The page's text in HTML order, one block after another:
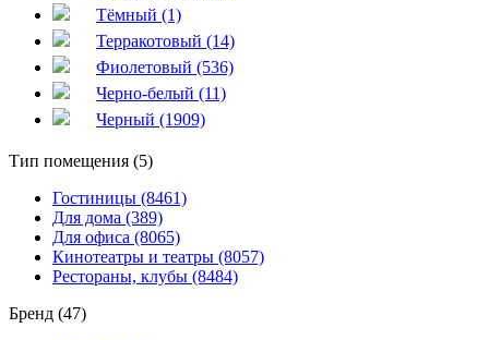
Тёмный (1)
Терракотовый (14)
Фиолетовый (536)
Черно-белый (11)
Черный (1909)
Тип помещения (5)
Гостиницы (8461)
Для дома (389)
Для офиса (8065)
Кинотеатры и театры (8057)
Рестораны, клубы (8484)
Бренд (47)